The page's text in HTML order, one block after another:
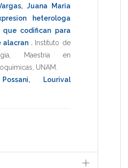
Juana Maria
heterologa
que codifican para
alacran . Instituto de
Maestria en
UNAM
Possani, Lourival